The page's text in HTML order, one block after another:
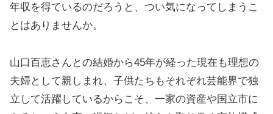
年収を得ているのだろうと、つい気になってしまうこ
とはありませんか。
山口百恵さんとの結婚から45年が経った現在も理想の
夫婦として親しまれ、子供たちもそれぞれ芸能界で独
立して活躍しているからこそ、一家の資産や国立市に